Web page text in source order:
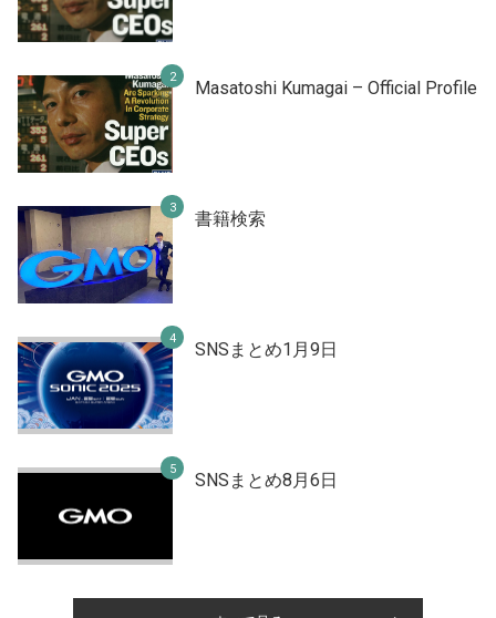
Masatoshi Kumagai – Official Profile
書籍検索
SNSまとめ1月9日
SNSまとめ8月6日